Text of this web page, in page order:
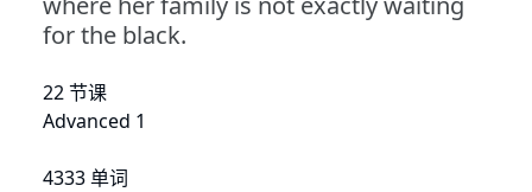
for the black.
22 节课
Advanced 1
4333 单词